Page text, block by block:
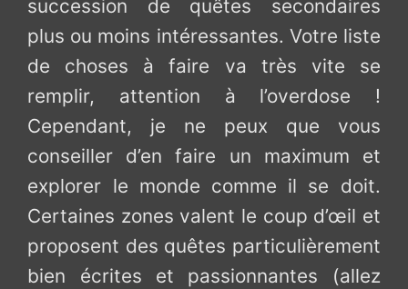
succession de quêtes secondaires
plus ou moins intéressantes. Votre liste
de choses à faire va très vite se
remplir, attention à l’overdose !
Cependant, je ne peux que vous
conseiller d’en faire un maximum et
explorer le monde comme il se doit.
Certaines zones valent le coup d’œil et
proposent des quêtes particulièrement
bien écrites et passionnantes (allez